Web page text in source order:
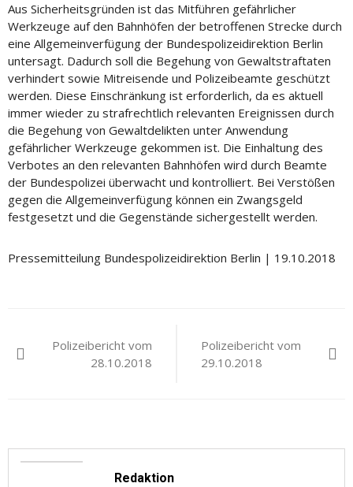
Aus Sicherheitsgründen ist das Mitführen gefährlicher
Werkzeuge auf den Bahnhöfen der betroffenen Strecke durch
eine Allgemeinverfügung der Bundespolizeidirektion Berlin
untersagt. Dadurch soll die Begehung von Gewaltstraftaten
verhindert sowie Mitreisende und Polizeibeamte geschützt
werden. Diese Einschränkung ist erforderlich, da es aktuell
immer wieder zu strafrechtlich relevanten Ereignissen durch
die Begehung von Gewaltdelikten unter Anwendung
gefährlicher Werkzeuge gekommen ist. Die Einhaltung des
Verbotes an den relevanten Bahnhöfen wird durch Beamte
der Bundespolizei überwacht und kontrolliert. Bei Verstößen
gegen die Allgemeinverfügung können ein Zwangsgeld
festgesetzt und die Gegenstände sichergestellt werden.
Pressemitteilung Bundespolizeidirektion Berlin | 19.10.2018
Polizeibericht vom
28.10.2018
Polizeibericht vom
29.10.2018
Redaktion